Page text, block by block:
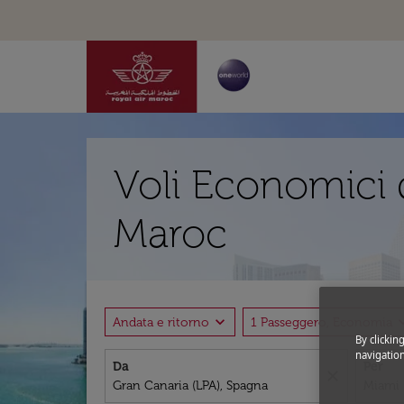
Voli Economici
Maroc
Andata e ritorno expand_more 1 Passeggero, Economia
Da Per
By